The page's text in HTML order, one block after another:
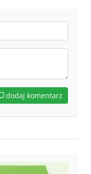
dodaj komentarz